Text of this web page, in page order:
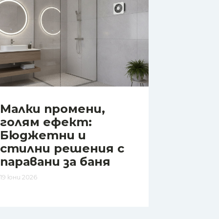
Малки промени,
голям ефект:
Бюджетни и
стилни решения с
паравани за баня
19 юни 2026